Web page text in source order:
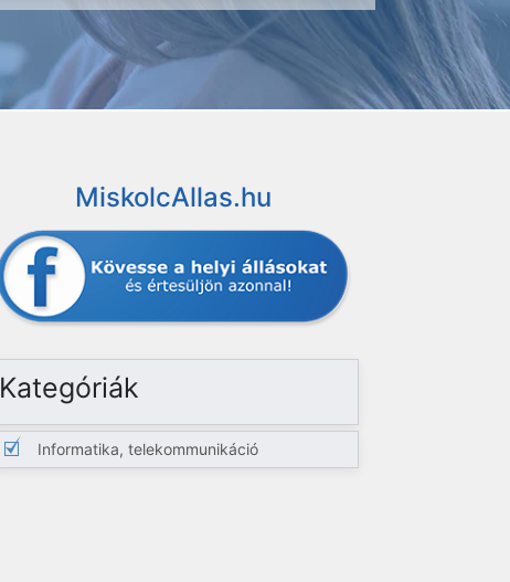
MiskolcAllas.hu
Kategóriák
Informatika, telekommunikáció